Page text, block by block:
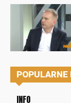
POPULARNE
INFO